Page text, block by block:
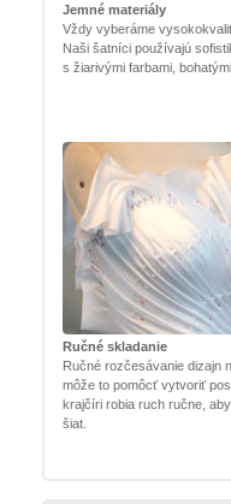
Jemné materiály
Vždy vyberáme
Naši šatníci používajú
s žiarivými farbami,
Ručné skladanie
Ručné rozčesávanie dizajn
môže to pomôcť vytvoriť
krajčíri robia ruch ručne,
šiat.